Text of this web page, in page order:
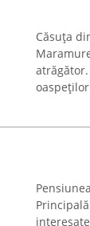
Căsuța